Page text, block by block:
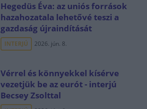
Hegedüs Éva: az uniós források
hazahozatala lehetővé teszi a
gazdaság újraindítását
INTERJÚ 2026. jún. 8.
Vérrel és könnyekkel kísérve
vezetjük be az eurót - interjú
Becsey Zsolttal